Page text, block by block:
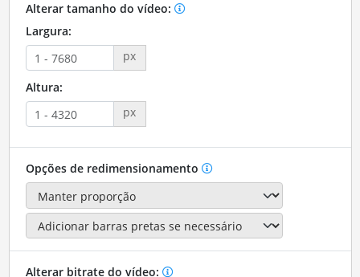
Alterar tamanho do vídeo:
Largura:
px
Altura:
px
Opções de redimensionamento
Alterar bitrate do vídeo: